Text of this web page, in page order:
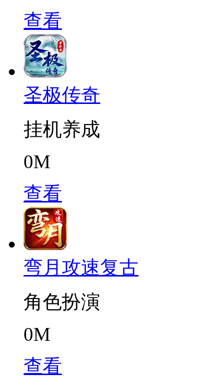
查看
圣极传奇
挂机养成
0M
查看
弯月攻速复古
角色扮演
0M
查看